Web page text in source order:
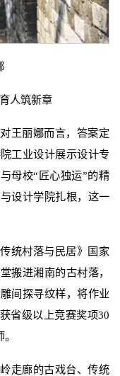
人筑新章
王丽娜而言，答案定
工业设计展示设计专
母校“匠心独运”的精
设计学院扎根，这一
统村落与民居》国家
搬进湘南的古村落，
间探寻纹样，将作业
省级以上竞赛奖项30
走廊的古戏台、传统